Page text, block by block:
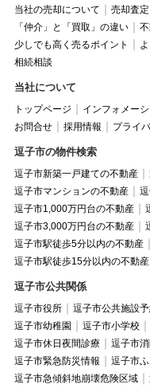
当社の売却について 売却査定
「仲介」と「買取」の違い
少しでも高く売るポイント
相続相談
当社について
トップページ インフォメー
お問合せ
採用情報 プライ
逗子市の物件検索
逗子市新築一戸建ての不動産
逗子市マンションの不動産
逗子市1,000万円台の不動産
逗子市3,000万円台の不動産
逗子市駅徒歩5分以内の不動産
逗子市駅徒歩15分以内の不動産
逗子市公共関係
逗子市役所 逗子市公共施設
逗子市幼稚園
逗子市小学校
逗子市休日夜間診療
逗子市
逗子市緊急防災情報
逗子市
逗子市急傾斜地崩壊危険区域